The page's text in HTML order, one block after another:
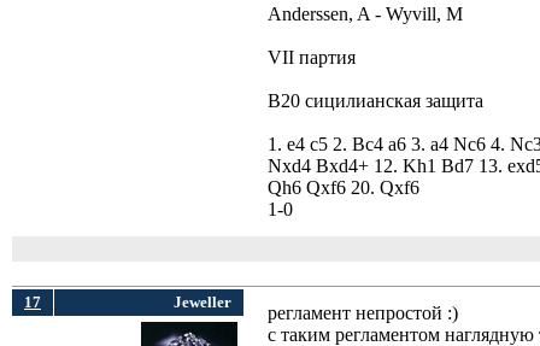
Anderssen, A - Wyvill, M
VII партия
B20 сицилианская защита
1. e4 c5 2. Bc4 a6 3. a4 Nc6 4.
Nxd4 Bxd4+ 12. Kh1 Bd7 13.
Qh6 Qxf6 20. Qxf6
1-0
17 Jeweller
регламент непростой :)
с таким регламентом